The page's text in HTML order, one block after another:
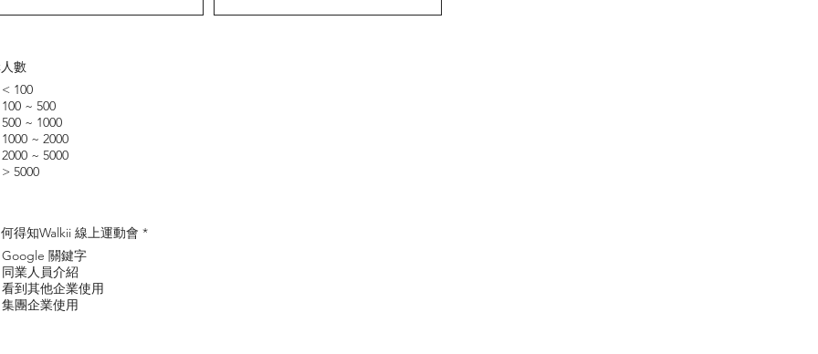
數
< 100
100 ~ 500
500 ~ 1000
1000 ~ 2000
2000 ~ 5000
> 5000
得知Walkii 線上運動會 *R
Google 關鍵字
同業人員介紹
看到其他企業使用
集團企業使用